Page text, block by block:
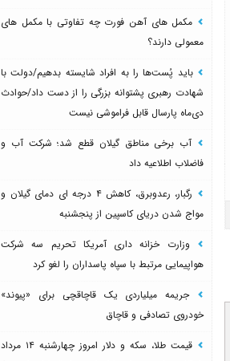
مکمل های آهن فورت چه تفاوتی با مکمل های
معمولی دارند؟
باید پُست‌ها را به افراد شایسته بدهیم/دولت با
شهادت رهبری پشتوانه بزرگی را از دست داد/حوادث
دی‌ماه پارسال قابل فراموشی نیست
آب برخی مناطق گیلان قطع شد؛ شرکت آب و
فاضلاب اطلاعیه داد
رگبار، رعدوبرق، کاهش ۴ درجه ای دمای گیلان و
مواج شدن دریای کاسپین از پنجشنبه
وزارت خزانه داری آمریکا تحریم سه شرکت
هواپیمایی مرتبط با سپاه پاسداران را لغو کرد
جریمه میلیاردی یک قاچاقچی برای «پیوند»
خودروی تصادفی و قاچاق
قیمت طلا، سکه و دلار امروز چهارشنبه ۱۴ مرداد